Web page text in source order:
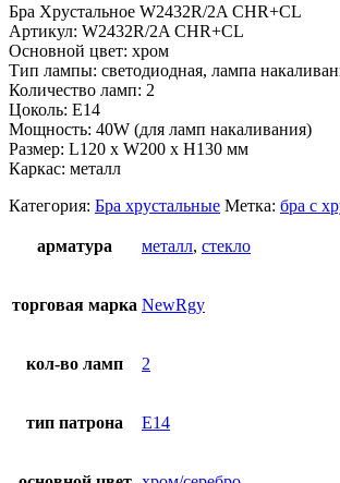
Бра Хрустальное W2432R/2A CHR+CL
Артикул: W2432R/2A CHR+CL
Основной цвет: хром
Тип лампы: светодиодная, лампа
Количество ламп: 2
Цоколь: E14
Мощность: 40W (для ламп накаливания)
Размер: L120 x W200 x H130 мм
Каркас: металл
Категория: Бра хрустальные Метка: бра с
арматура металл, стекло
торговая марка NewRgy
кол-во ламп 2
тип патрона E14